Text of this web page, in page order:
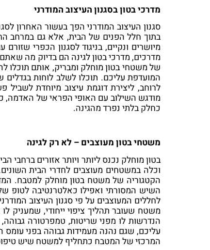
מדרכי בטון בסגנון העיצוב המודרני
סגנון העיצוב המודרני הפך בעשור האחרון
בתוך חלל הפנים של הבית, אלא גם במרחב
מיושרים ונקיים, בניגוד לסגנון הכפרי
מדרכים, מדרכי בטון לגינה הם בדיוק מה
של משטחי בטון מוחלק ומבריק, אותם תוכלו
המועדפת עליכם. תוכלו לשלב לוחות בגדלים
לרוחב, ליצירת דוגמת עיצוב מיוחדת
מודגש השילוב עם האופי הפראי של האדמה,
כחלק בלתי נפרד מהגינה.
משטחי בטון מעוצבים – לא רק לגינה
בטון מוחלק נכנס ליותר ויותר אזורים ברחבי
וכלה במשטחים מעוצבים לחדרי הבית
הקטגוריה של משטח בטון מוחלק למטבח.
השיש המסורתי ואפילו כאלטרנטיבה לטופ
לחללים המעוצבים על פי סגנון העיצוב
משטח שעובר תהליך ציפוי ייחודי,
הנדרשות לו מפני שריטות, טמפרטורה
עליכם, שגם נהנה מעמידות גבוהה בפני
המרכזי של המטבח כתחליף למשטח שיש